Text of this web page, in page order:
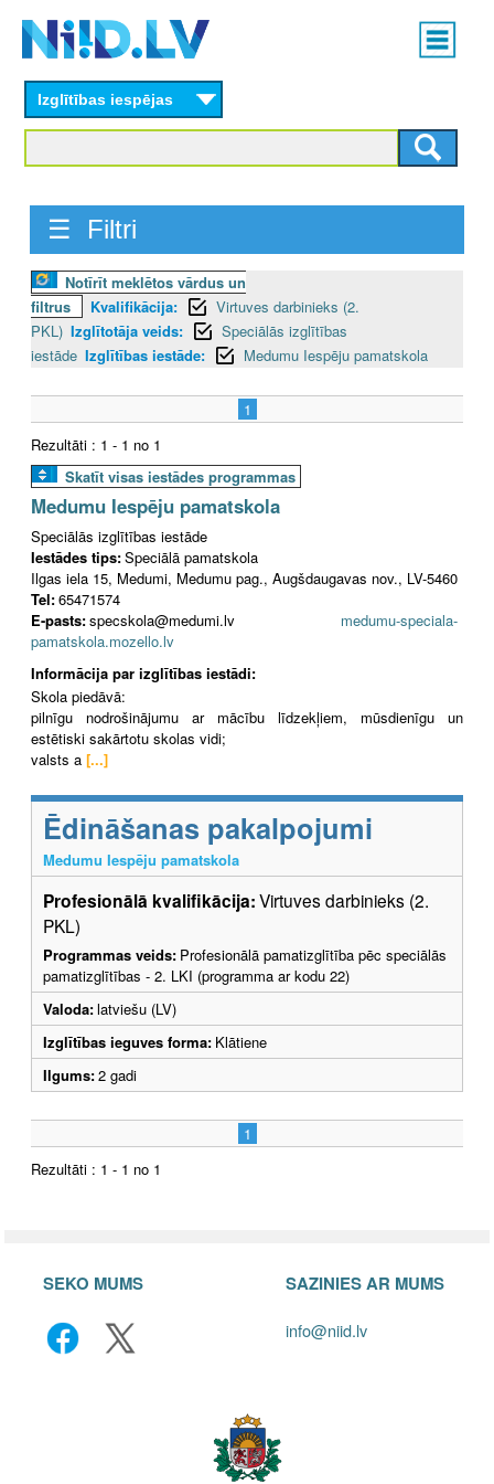
content
Main
menu
Izglītības iespējas
☰ Filtri
Notīrīt meklētos vārdus un
filtrus
Kvalifikācija:
Virtuves darbinieks (2.
PKL) Izglītotāja veids:
Speciālās izglītības
iestāde Izglītības iestāde: Medumu Iespēju pamatskola
1
Rezultāti : 1 - 1 no 1
Skatīt visas iestādes programmas
Medumu Iespēju pamatskola
Speciālās izglītības iestāde
Iestādes tips:Speciālā pamatskola
Ilgas iela 15, Medumi, Medumu pag., Augšdaugavas nov., LV-5460
Tel:65471574
E-pasts:specskola@medumi.lv medumu-speciala-
pamatskola.mozello.lv
Informācija par izglītības iestādi:
Skola piedāvā:
pilnīgu nodrošinājumu ar mācību līdzekļiem, mūsdienīgu un
estētiski sakārtotu skolas vidi;
valsts a [...]
Ēdināšanas pakalpojumi
Medumu Iespēju pamatskola
Profesionālā kvalifikācija:Virtuves darbinieks (2.
PKL)
Programmas veids: Profesionālā pamatizglītība pēc speciālās
pamatizglītības - 2. LKI (programma ar kodu 22)
Valoda:latviešu (LV)
Izglītības ieguves forma: Klātiene
Ilgums:2 gadi
1
Rezultāti : 1 - 1 no 1
SEKO MUMS SAZINIES AR MUMS
info@niid.lv